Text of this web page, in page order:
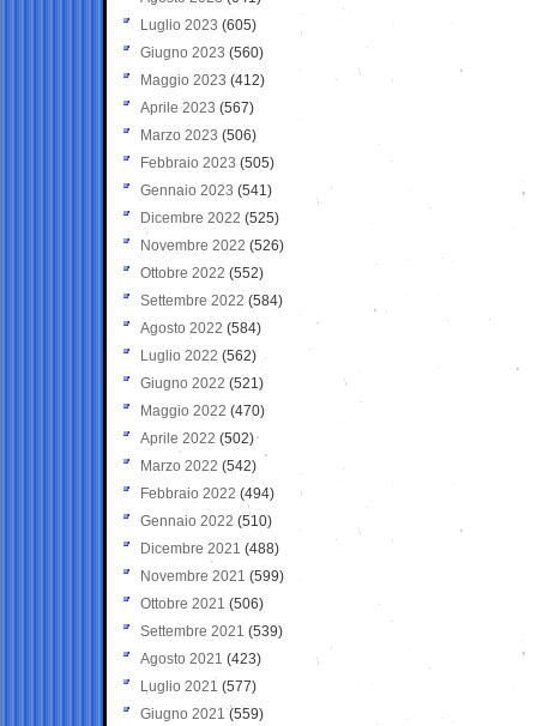
Luglio 2023 (605)
Giugno 2023 (560)
Maggio 2023 (412)
Aprile 2023 (567)
Marzo 2023 (506)
Febbraio 2023 (505)
Gennaio 2023 (541)
Dicembre 2022 (525)
Novembre 2022 (526)
Ottobre 2022 (552)
Settembre 2022 (584)
Agosto 2022 (584)
Luglio 2022 (562)
Giugno 2022 (521)
Maggio 2022 (470)
Aprile 2022 (502)
Marzo 2022 (542)
Febbraio 2022 (494)
Gennaio 2022 (510)
Dicembre 2021 (488)
Novembre 2021 (599)
Ottobre 2021 (506)
Settembre 2021 (539)
Agosto 2021 (423)
Luglio 2021 (577)
Giugno 2021(559)